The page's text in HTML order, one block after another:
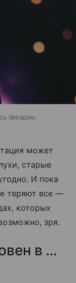
звездам.
может
старые
И пока
теряют все —
которых
зря.
в …